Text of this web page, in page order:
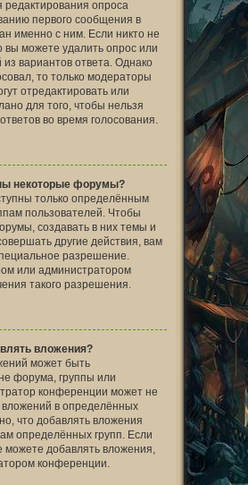
опроса
первого сообщения в
именно с ним. Если никто не
вы можете удалить опрос или
вариантов ответа. Однако
то только модераторы
отредактировать или
для того, чтобы нельзя
во время голосования.
некоторые форумы?
только определённым
пользователей. Чтобы
создавать в них темы и
другие действия, вам
разрешение.
или администратором
такого разрешения.
вложения?
может быть
форума, группы или
конференции может не
в определённых
что добавлять вложения
определённых групп. Если
можете добавлять вложения,
конференции.